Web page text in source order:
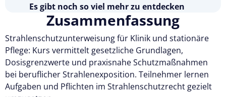
Es gibt noch so viel mehr zu entdecken
Testen Sie Pflegecampus 14 Tage kostenlos.
Kostenlos testen
Zusammenfassung
Strahlenschutzunterweisung für Klinik und stationäre
Pflege: Kurs vermittelt gesetzliche Grundlagen,
Dosisgrenzwerte und praxisnahe Schutzmaßnahmen
bei beruflicher Strahlenexposition. Teilnehmer lernen
Aufgaben und Pflichten im Strahlenschutzrecht gezielt